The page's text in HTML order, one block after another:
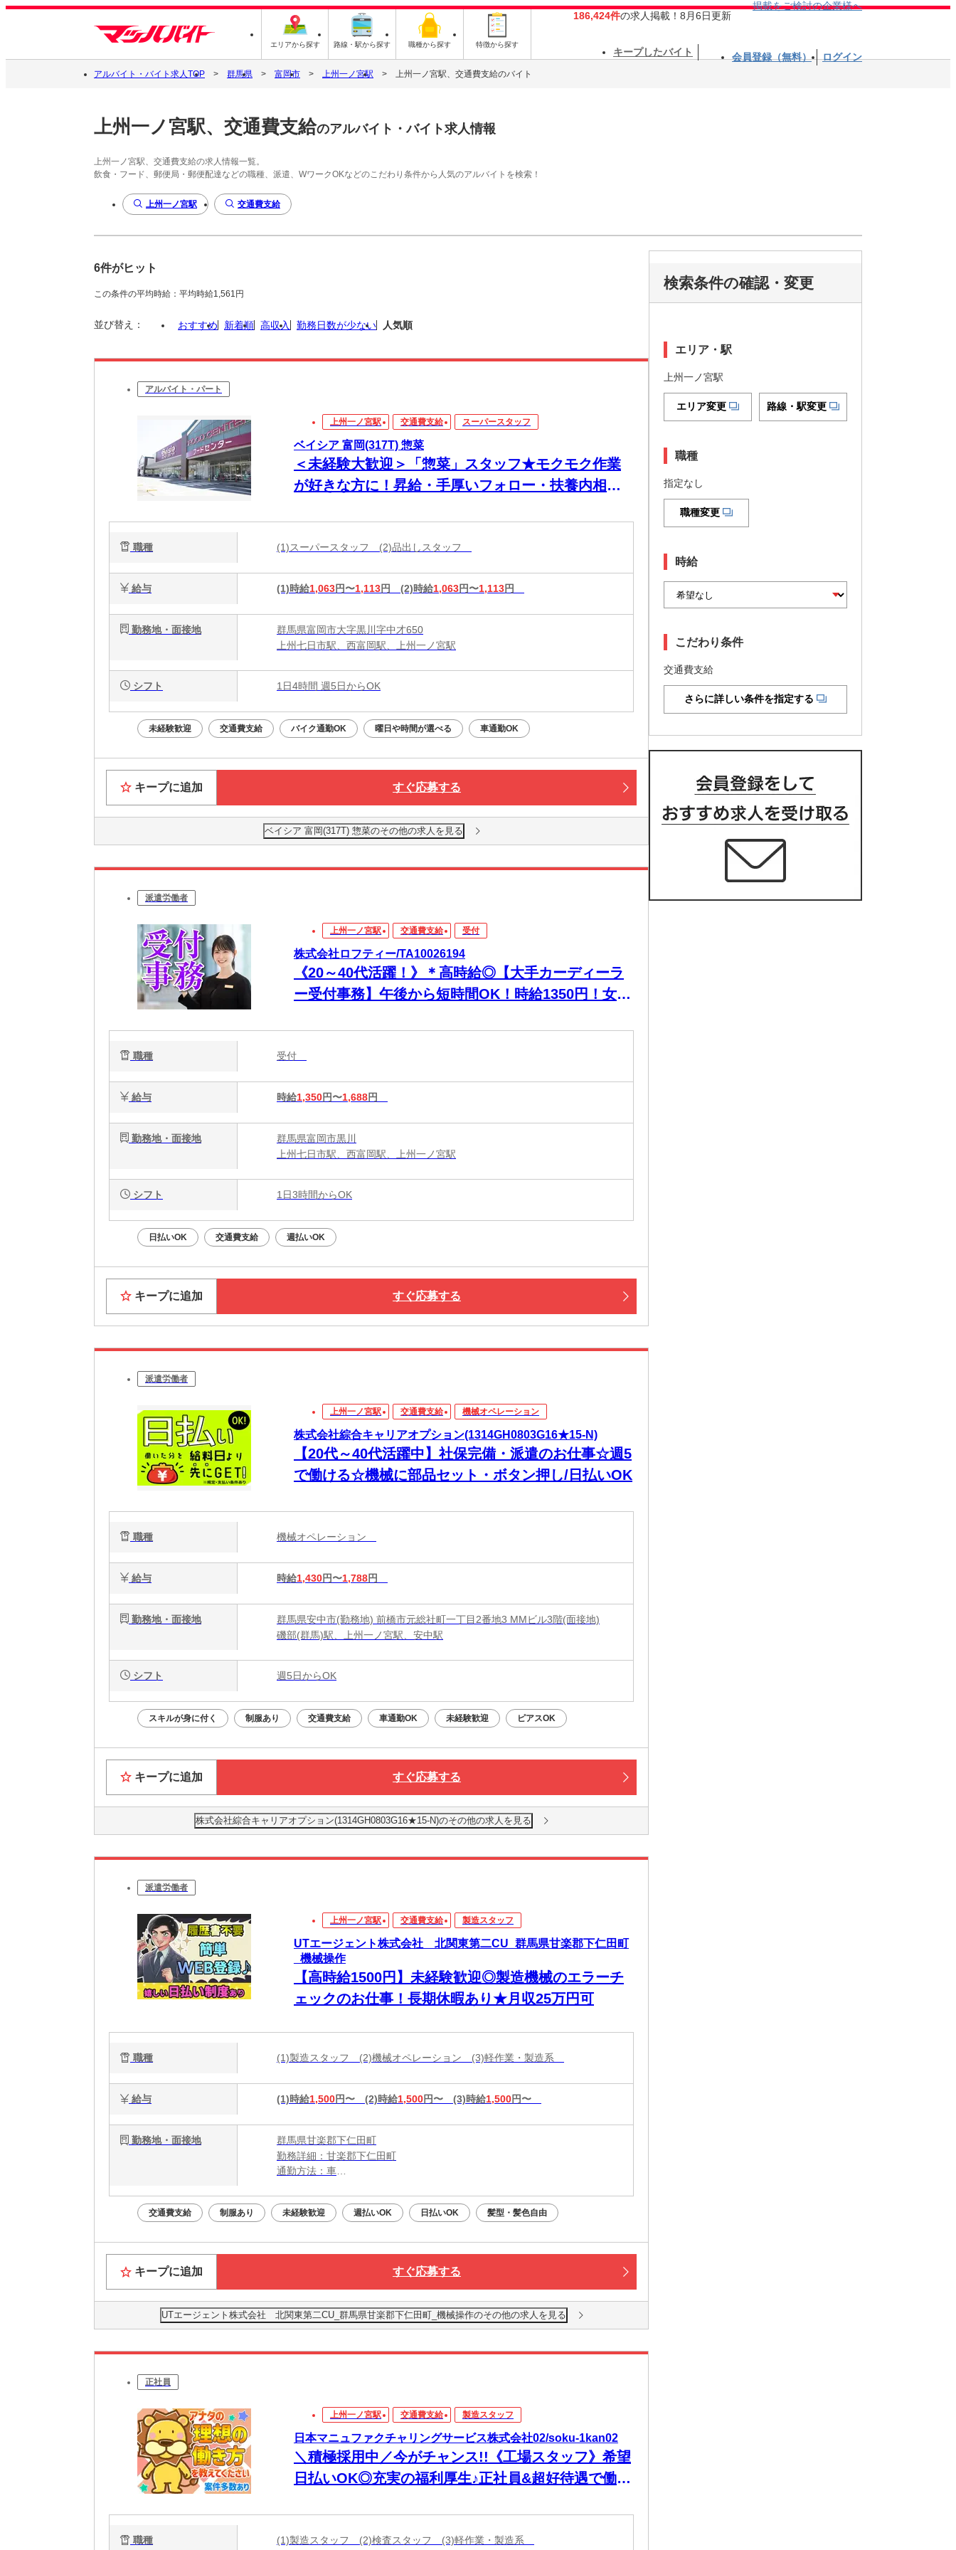
エリアから探す 路線・駅から探す 職種から探す 特徴から探す
186,424件の求人掲載！8月6日更新
掲載をご検討の企業様へ
キープしたバイト 会員登録（無料） ログイン
アルバイト・バイト求人TOP 群馬県 富岡市 上州一ノ宮駅 上州一ノ宮駅、交通費支給のバイト
上州一ノ宮駅、交通費支給のアルバイト・バイト求人情報
上州一ノ宮駅、交通費支給の求人情報一覧。
飲食・フード、郵便局・郵便配達などの職種、派遣、WワークOKなどのこだわり条件から人気のアルバイトを検索！
上州一ノ宮駅 交通費支給
6件がヒット
この条件の平均時給：平均時給1,561円
並び替え： おすすめ 新着順 高収入 勤務日数が少ない 人気順
アルバイト・パート
上州一ノ宮駅 交通費支給 スーパースタッフ
ベイシア 富岡(317T) 惣菜
＜未経験大歓迎＞「惣菜」スタッフ★モクモク作業
が好きな方に！昇給・手厚いフォロー・扶養内相談
職種 (1)スーパースタッフ (2)品出しスタッフ
給与 (1)時給1,063円〜1,113円 (2)時給1,063円〜1,113円
勤務地・面接地
群馬県富岡市大字黒川字中才650
上州七日市駅、西富岡駅、上州一ノ宮駅
シフト 1日4時間 週5日からOK
未経験歓迎 交通費支給 バイク通勤OK 曜日や時間が選べる 車通勤OK
キープに追加 すぐ応募する
ベイシア 富岡(317T) 惣菜のその他の求人を見る
派遣労働者
上州一ノ宮駅 交通費支給 受付
株式会社ロフティー/TA10026194
《20～40代活躍！》＊高時給◎【大手カーディーラ
ー受付事務】午後から短時間OK！時給1350円！女性
職種 受付
給与 時給1,350円〜1,688円
勤務地・面接地
群馬県富岡市黒川
上州七日市駅、西富岡駅、上州一ノ宮駅
シフト 1日3時間からOK
日払いOK 交通費支給 週払いOK
キープに追加 すぐ応募する
派遣労働者
上州一ノ宮駅 交通費支給 機械オペレーション
株式会社綜合キャリアオプション(1314GH0803G16★15-N)
【20代～40代活躍中】社保完備・派遣のお仕事☆週5
で働ける☆機械に部品セット・ボタン押し/日払いOK
職種 機械オペレーション
給与 時給1,430円〜1,788円
勤務地・面接地
群馬県安中市(勤務地) 前橋市元総社町一丁目2番地3 MMビル3階(面接地)
磯部(群馬)駅、上州一ノ宮駅、安中駅
シフト 週5日からOK
スキルが身に付く 制服あり 交通費支給 車通勤OK 未経験歓迎 ピアスOK
キープに追加 すぐ応募する
株式会社綜合キャリアオプション(1314GH0803G16★15-N)のその他の求人を見る
派遣労働者
上州一ノ宮駅 交通費支給 製造スタッフ
UTエージェント株式会社 北関東第二CU_群馬県甘楽郡下仁田町
_機械操作
【高時給1500円】未経験歓迎◎製造機械のエラーチ
ェックのお仕事！長期休暇あり★月収25万円可
職種 (1)製造スタッフ (2)機械オペレーション (3)軽作業・製造系
給与 (1)時給1,500円〜 (2)時給1,500円〜 (3)時給1,500円〜
勤務地・面接地
群馬県甘楽郡下仁田町
勤務詳細：甘楽郡下仁田町
通勤方法：車
※構内の（無料）駐車場利用OK
交通費支給 制服あり 未経験歓迎 週払いOK 日払いOK 髪型・髪色自由
キープに追加 すぐ応募する
UTエージェント株式会社 北関東第二CU_群馬県甘楽郡下仁田町_機械操作のその他の求人を見る
正社員
上州一ノ宮駅 交通費支給 製造スタッフ
日本マニュファクチャリングサービス株式会社02/soku-1kan02
＼積極採用中／今がチャンス!!《工場スタッフ》希望
日払いOK◎充実の福利厚生♪正社員&超好待遇で働く
職種 (1)製造スタッフ (2)検査スタッフ (3)軽作業・製造系
検索条件の確認・変更
エリア・駅
上州一ノ宮駅
エリア変更 路線・駅変更
職種
指定なし
職種変更
時給
こだわり条件
交通費支給
さらに詳しい条件を指定する